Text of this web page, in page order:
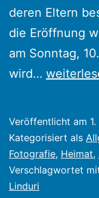
deren Eltern
die Eröffnung
am Sonntag,
wird… Das
sein
preis
Veröffentlicht am
Kategorisiert als
Fotografie, Heimat,
Verschlagwortet
Linduri